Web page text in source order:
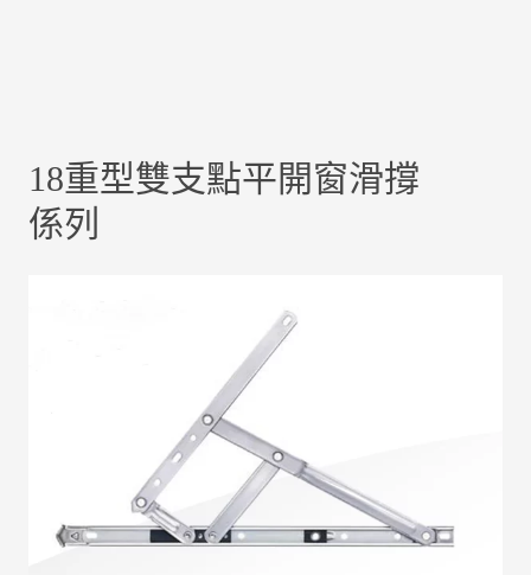
18重型雙支點平開窗滑撐
係列